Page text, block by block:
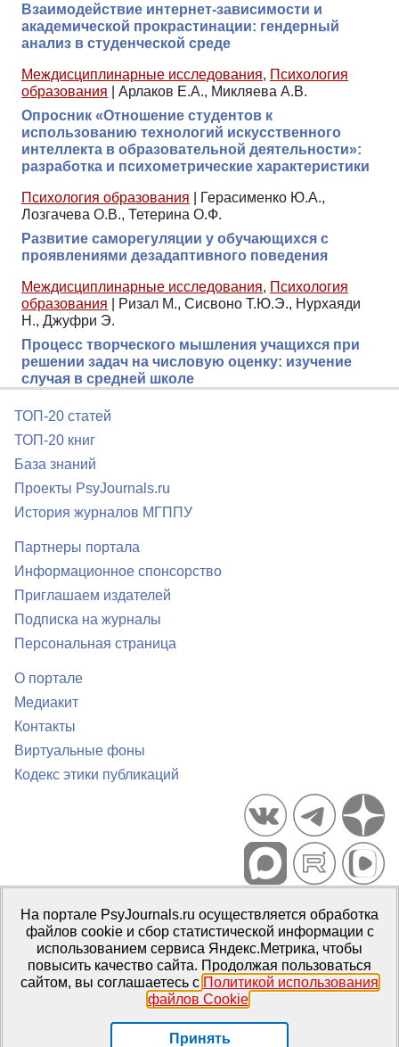
Взаимодействие интернет-зависимости и
академической прокрастинации: гендерный
анализ в студенческой среде
Междисциплинарные исследования, Психология
образования
Арлаков Е.А., Микляева А.В.
Опросник «Отношение студентов к
использованию технологий искусственного
интеллекта в образовательной деятельности»:
разработка и психометрические характеристики
Психология образования
Герасименко Ю.А.,
Лозгачева О.В., Тетерина О.Ф.
Развитие саморегуляции у обучающихся с
проявлениями дезадаптивного поведения
Междисциплинарные исследования, Психология
образования
Ризал М., Сисвоно Т.Ю.Э., Нурхаяди
Н., Джуфри Э.
Процесс творческого мышления учащихся при
решении задач на числовую оценку: изучение
случая в средней школе
ТОП-20 статей
ТОП-20 книг
База знаний
Проекты PsyJournals.ru
История журналов МГППУ
Партнеры портала
Информационное спонсорство
Приглашаем издателей
Подписка на журналы
Персональная страница
О портале
Медиакит
Контакты
Виртуальные фоны
Кодекс этики публикаций
Портал психологических изданий PsyJournals.ru, 2007–2026
Правила использования материалов
Свидетельство регистрации СМИЭл № ФС77-66447 от 14 июля
2016 г.
Издатель: ФГБОУ ВО МГППУ
На портале PsyJournals.ru осуществляется обработка
файлов cookie и сбор статистической информации с
использованием сервиса Яндекс.Метрика, чтобы
повысить качество сайта. Продолжая пользоваться
сайтом, вы соглашаетесь с Политикой использования
файлов Cookie.
Принять